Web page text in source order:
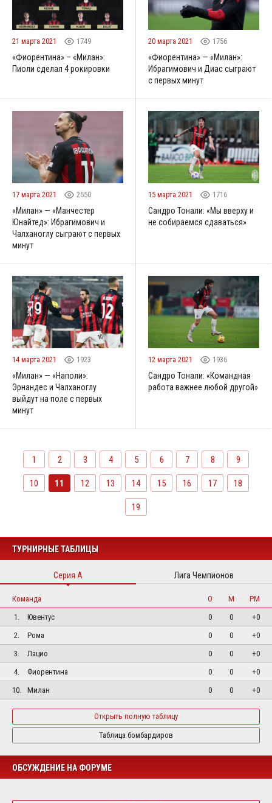
21 марта 2021 1749
«Фиорентина» – «Милан»:
Пиоли сделал 4 рокировки
20 марта 2021 1756
«Фиорентина» — «Милан»:
Ибрагимович и Диас сыграют
с первых минут
17 марта 2021 2550
«Милан» — «Манчестер
Юнайтед»: Ибрагимович и
Чалханоглу сыграют с первых
минут
15 марта 2021 1716
Сандро Тонали: «Мы вверху и
не собираемся сдаваться»
14 марта 2021 1923
«Милан» — «Наполи»:
Эрнандес и Чалханоглу
выйдут на поле с первых
минут
12 марта 2021 1936
Сандро Тонали: «Командная
работа важнее любой другой»
1 2 3 4 5 6 7 8 9
10 11 12 13 14 15 16 17 18
19
ТУРНИРНЫЕ ТАБЛИЦЫ
Серия А Лига Чемпионов
Команда О М
РМ
1.
Ювентус 0 0
+0
2.
Рома 0 0
+0
3.
Лацио 0 0
+0
4.
Фиорентина 0 0
+0
10.
Милан 0 0 +0
Открыть полную таблицу
Таблица бомбардиров
ОБСУЖДЕНИЕ НА ФОРУМЕ